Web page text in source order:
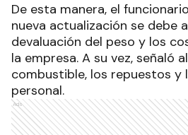
De esta manera, el
nueva actualización se debe
devaluación del peso y los
la empresa. A su vez, señaló
combustible, los repuestos y
personal.
Ads